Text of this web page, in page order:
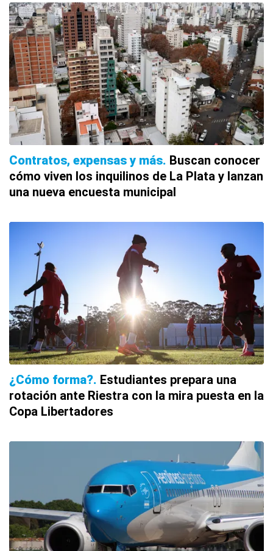
Contratos, expensas y más Buscan conocer
cómo viven los inquilinos de La Plata y lanzan
una nueva encuesta municipal
¿Cómo forma? Estudiantes prepara una
rotación ante Riestra con la mira puesta en la
Copa Libertadores